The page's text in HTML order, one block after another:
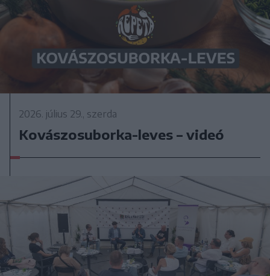
2026. július 29., szerda
Kovászosuborka-leves – videó